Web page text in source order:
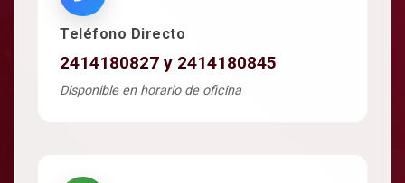
Teléfono Directo
2414180827 y 2414180845
Disponible en horario de oficina